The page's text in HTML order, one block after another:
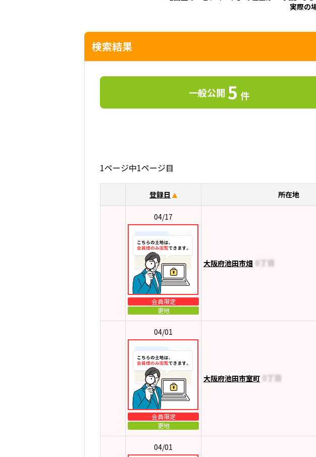
実際の
検索結果
一般公開 5 件
1ページ中1ページ目
登録日 所在地
04/17
会員限定
更地
大阪府池田市畑
04/01
会員限定
更地
大阪府池田市室町
04/01